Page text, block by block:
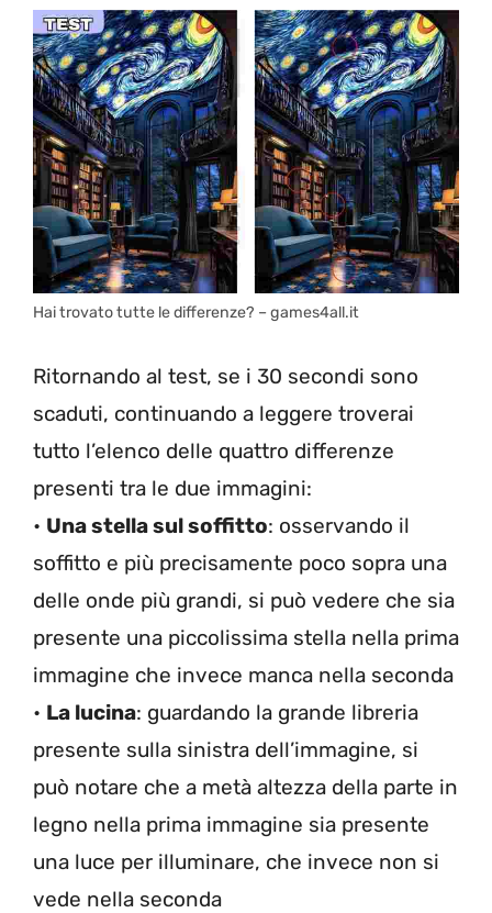
Hai trovato tutte le differenze? – games4all.it
Ritornando al test, se i 30 secondi sono
scaduti, continuando a leggere troverai
tutto l’elenco delle quattro differenze
presenti tra le due immagini:
• Una stella sul soffitto: osservando il
soffitto e più precisamente poco sopra una
delle onde più grandi, si può vedere che sia
presente una piccolissima stella nella prima
immagine che invece manca nella seconda
• La lucina: guardando la grande libreria
presente sulla sinistra dell’immagine, si
può notare che a metà altezza della parte in
legno nella prima immagine sia presente
una luce per illuminare, che invece non si
vede nella seconda